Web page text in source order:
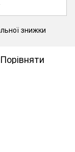
знижки
Порівняти